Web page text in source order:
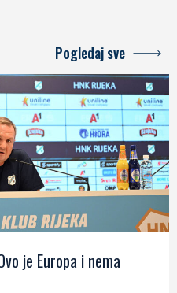
Pogledaj sve
je Europa i nema